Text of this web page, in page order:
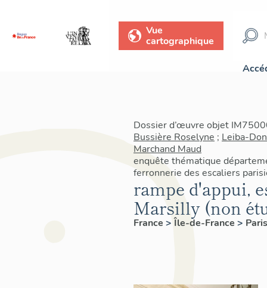
Vue
cartographique
Dossier d’œuvre objet
Bussière Roselyne ; Leiba-
Marchand Maud
enquête thématique
ferronnerie des escaliers
rampe d'appui,
Marsilly (non
France > Île-de-France >